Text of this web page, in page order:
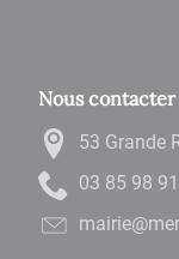
Nous contacter
53 Grande
02 19 89